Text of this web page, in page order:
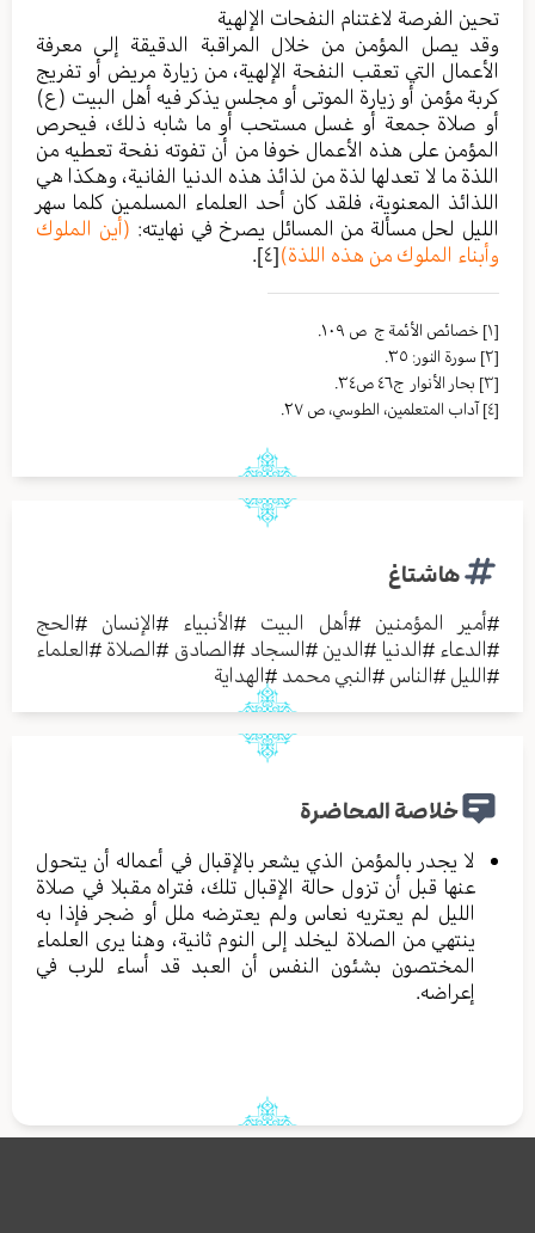
تحين الفرصة لاغتنام النفحات الإلهية
وقد يصل المؤمن من خلال المراقبة الدقيقة إلى معرفة
الأعمال التي تعقب النفحة الإلهية، من زيارة مريض أو تفريج
كربة مؤمن أو زيارة الموتى أو مجلس يذكر فيه أهل البيت (ع)
أو صلاة جمعة أو غسل مستحب أو ما شابه ذلك، فيحرص
المؤمن على هذه الأعمال خوفا من أن تفوته نفحة تعطيه من
اللذة ما لا تعدلها لذة من لذائذ هذه الدنيا الفانية، وهكذا هي
اللذائذ المعنوية، فلقد كان أحد العلماء المسلمين كلما سهر
الليل لحل مسألة من المسائل يصرخ في نهايته: (أين الملوك
وأبناء الملوك من هذه اللذة)[٤] .
[١]
خصائص الأئمة ج ص ١٠٩.
[٢]
سورة النور: ٣٥.
[٣]
بحار الأنوار ج٤٦ ص٣٤.
[٤]
آداب المتعلمين، الطوسي، ص ٢٧.
هاشتاغ
#أمير المؤمنين #أهل البيت #الأنبياء #الإنسان #الحج
#الدعاء #الدنيا #الدين #السجاد #الصادق #الصلاة #العلماء
#الليل #الناس #النبي محمد #الهداية
خلاصة المحاضرة
لا يجدر بالمؤمن الذي يشعر بالإقبال في أعماله أن يتحول
عنها قبل أن تزول حالة الإقبال تلك، فتراه مقبلا في صلاة
الليل لم يعتريه نعاس ولم يعترضه ملل أو ضجر فإذا به
ينتهي من الصلاة ليخلد إلى النوم ثانية، وهنا يرى العلماء
المختصون بشئون النفس أن العبد قد أساء للرب في
إعراضه.